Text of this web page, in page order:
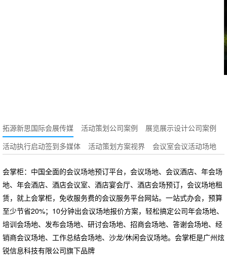
拓源新思国际会展传媒 活动策划公司案例
展览展示设计公司案例
活动执行启动签到多媒体
活动策划方案视界 会议室会议活动场地
会掌柜：中国全面的会议场地预订平台，会议场地、会议酒店、年会场
地、年会酒店、酒店会议室、酒店宴会厅、酒店会场预订，会议场地租
赁，就上会掌柜，免收服务费的会议服务平台网站。一站式办会，预算
至少节省20%；10分钟出会议场地报价方案，轻松搞定公司年会场地、
培训会场地、发布会场地、研讨会场地、招商会场地、答谢会场地、经
销商会议场地、工作总结会场地、沙龙/休闲会议场地。会掌柜是广州炫
锐信息科技有限公司旗下品牌